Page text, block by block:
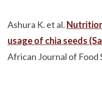
Ashura K. et al.
usage of chia seeds
African Journal of Food